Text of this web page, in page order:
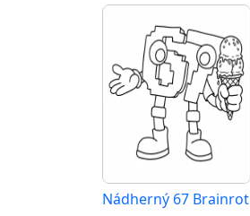
Nádherný 67 Brainrot